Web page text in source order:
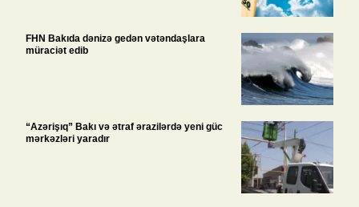
FHN Bakıda dənizə gedən vətəndaşlara
müraciət edib
“Azərişıq” Bakı və ətraf ərazilərdə yeni güc
mərkəzləri yaradır